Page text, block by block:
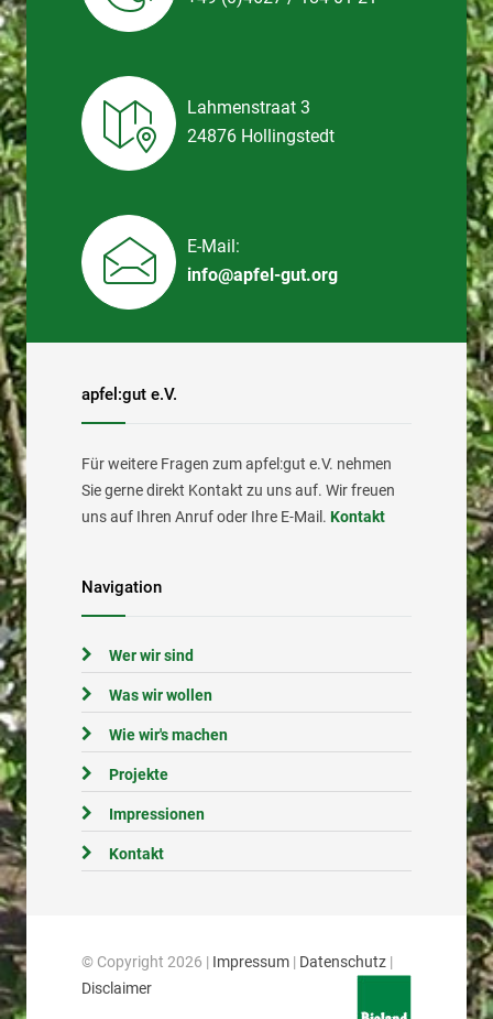
Lahmenstraat 3
24876 Hollingstedt
E-Mail:
info@apfel-gut.org
apfel:gut e.V.
Für weitere Fragen zum apfel:gut e.V. nehmen
Sie gerne direkt Kontakt zu uns auf. Wir freuen
uns auf Ihren Anruf oder Ihre E-Mail. Kontakt
Navigation
Wer wir sind
Was wir wollen
Wie wir's machen
Projekte
Impressionen
Kontakt
© Copyright 2026 | Impressum | Datenschutz |
Disclaimer